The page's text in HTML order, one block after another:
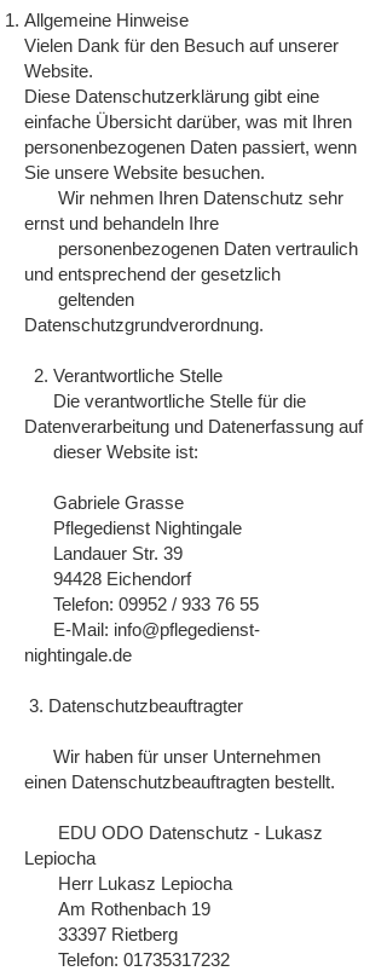
Allgemeine Hinweise
Vielen Dank für den Besuch auf unserer
Website.
Diese Datenschutzerklärung gibt eine
einfache Übersicht darüber, was mit Ihren
personenbezogenen Daten passiert, wenn
Sie unsere Website besuchen.
Wir nehmen Ihren Datenschutz sehr
ernst und behandeln Ihre
personenbezogenen Daten vertraulich
und entsprechend der gesetzlich
geltenden
Datenschutzgrundverordnung.
2. Verantwortliche Stelle
Die verantwortliche Stelle für die
Datenverarbeitung und Datenerfassung auf
dieser Website ist:
Gabriele Grasse
Pflegedienst Nightingale
Landauer Str. 39
94428 Eichendorf
Telefon: 09952 / 933 76 55
E-Mail: info@pflegedienst-
nightingale.de
3. Datenschutzbeauftragter
Wir haben für unser Unternehmen
einen Datenschutzbeauftragten bestellt.
EDU ODO Datenschutz - Lukasz
Lepiocha
Herr Lukasz Lepiocha
Am Rothenbach 19
33397 Rietberg
Telefon: 01735317232